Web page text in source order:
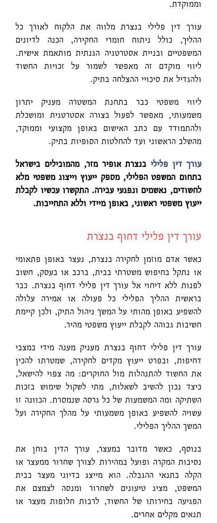
וממוקדת.
עורך דין פלילי בנצרת מלווה את הלקוח לאורך כל
ההליך, כולל ניתוח חומרי החקירה, הכנה לדיונים
המשפטיים ובניית אסטרטגיה הגנתית מותאמת אישית.
ליווי מוקדם זה מאפשר לשמור על זכויות החשוד
ולהגדיל את סיכויי ההצלחה בתיק.
ליווי משפטי כבר בתחנת המשטרה מעניק יתרון
משמעותי, מאפשר לפעול בצורה אסטרטגית ומושכלת
ולהתמודד עם כתב האישום באופן מקצועי וממוקד,
מהשלב הראשוני ועד להחלטות הסופיות בתיק.
עורך דין פליליבנצרת אופיר מזר, מהמובילים בישראל
בתחום המשפט הפלילי, מספק ייעוץ וייצוג משפטי מלא
לחשודים, נאשמים ונפגעי עבירה. התקשרו עכשיו לקבלת
ייעוץ משפטי ראשוני, באופן מיידי וללא התחייבות.
עורך דין פלילי דחוף בנצרת
כאשר אדם מוזמן לחקירה בנצרת, נעצר באופן פתאומי
או נתקל בחיפוש משטרתי בבית, ברכב או בעסק, חשוב
לפנות ללא דיחוי אל עורך דין פלילי דחוף בנצרת. כבר
בראשית ההליך הפלילי כל פעולה או אמירה עלולה
להשפיע באופן מהותי על המשך ניהול התיק, ולכן קיימת
חשיבות גבוהה לקבלת ייעוץ משפטי מהיר.
עורך דין פלילי דחוף בנצרת מעניק מענה מידי במצבי
דחיפות, ובפרט ייעוץ מקדים לחקירה, שמטרתו להכין
את החשוד להתנהלות מול החוקרים: מה צפוי להישאל,
כיצד נכון להשיב לשאלות, מתי לשקול שימוש בזכות
השתיקה ומה המשמעות של כל גרסה שנמסרת. הכוונה זו
עשויה להשפיע באופן משמעותי על מהלך החקירה ועל
המשך ההליך הפלילי.
בנוסף, כאשר מדובר במעצר, עורך הדין בוחן את
נסיבות המקרה ופועל במהירות לצורך שחרור ממעצר או
הקלה בתנאי ההגבלה. הוא מייצג בדיוני מעצר בבית
המשפט, מציג טיעונים לשחרור ומנסה לצמצם את
הפגיעה בחירותו של החשוד, לרבות חלופות מעצר או
תנאים מקלים אחרים.